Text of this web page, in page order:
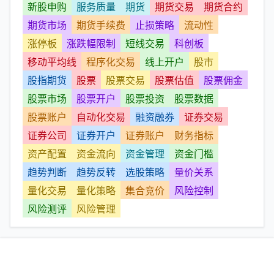
新股申购
服务质量 期货 期货交易
期货合约
期货市场
期货手续费 止损策略
流动性
涨停板
涨跌幅限制 短线交易
科创板
移动平均线
程序化交易 线上开户
股市
股指期货
股票 股票交易 股票估值
股票佣金
股票市场
股票开户 股票投资
股票数据
股票账户
自动化交易 融资融券
证券交易
证券公司
证券开户 证券账户
财务指标
资产配置
资金流向 资金管理
资金门槛
趋势判断
趋势反转 选股策略
量价关系
量化交易
量化策略 集合竞价
风险控制
风险测评
风险管理